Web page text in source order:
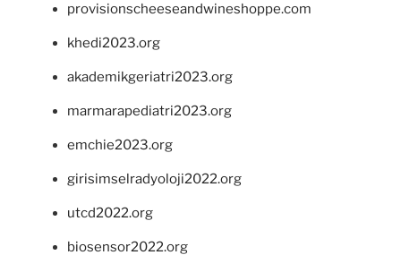
provisionscheeseandwineshoppe.com
khedi2023.org
akademikgeriatri2023.org
marmarapediatri2023.org
emchie2023.org
girisimselradyoloji2022.org
utcd2022.org
biosensor2022.org